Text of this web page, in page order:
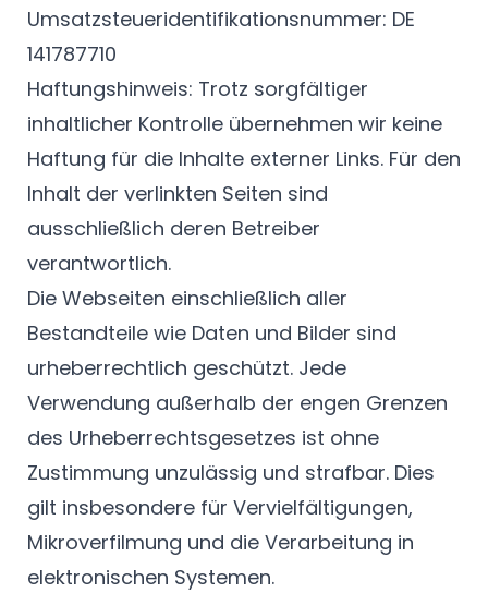
Umsatzsteueridentifikationsnummer: DE
141787710
Haftungshinweis: Trotz sorgfältiger
inhaltlicher Kontrolle übernehmen wir keine
Haftung für die Inhalte externer Links. Für den
Inhalt der verlinkten Seiten sind
ausschließlich deren Betreiber
verantwortlich.
Die Webseiten einschließlich aller
Bestandteile wie Daten und Bilder sind
urheberrechtlich geschützt. Jede
Verwendung außerhalb der engen Grenzen
des Urheberrechtsgesetzes ist ohne
Zustimmung unzulässig und strafbar. Dies
gilt insbesondere für Vervielfältigungen,
Mikroverfilmung und die Verarbeitung in
elektronischen Systemen.